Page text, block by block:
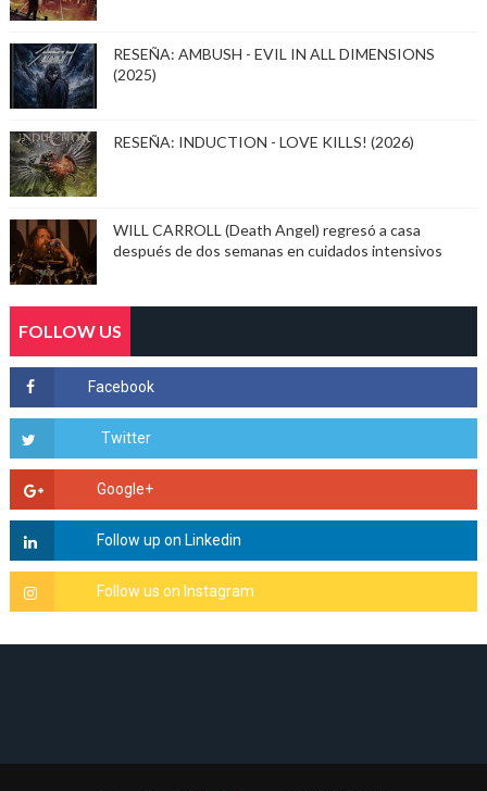
RESEÑA: AMBUSH - EVIL IN ALL DIMENSIONS
(2025)
RESEÑA: INDUCTION - LOVE KILLS! (2026)
WILL CARROLL (Death Angel) regresó a casa
después de dos semanas en cuidados intensivos
FOLLOW US